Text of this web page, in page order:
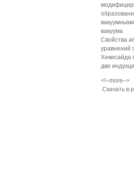
вакуума.
Свойства
уравнений
Хевисайда
две
<!–more–>
Скачать в